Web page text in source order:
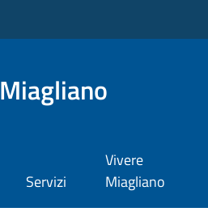
Servizi
Vivere
Miagliano